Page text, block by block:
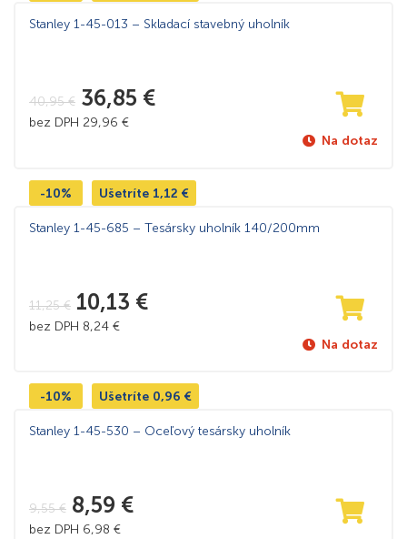
Stanley 1-45-013 – Skladací stavebný uholník
40,95€ 36,85 €
bez DPH 29,96 €
Na dotaz
-10% Ušetríte 1,12 €
Stanley 1-45-685 – Tesársky uholník 140/200mm
11,25€ 10,13 €
bez DPH 8,24 €
Na dotaz
-10% Ušetríte 0,96 €
Stanley 1-45-530 – Oceľový tesársky uholník
9,55€ 8,59 €
bez DPH 6,98 €